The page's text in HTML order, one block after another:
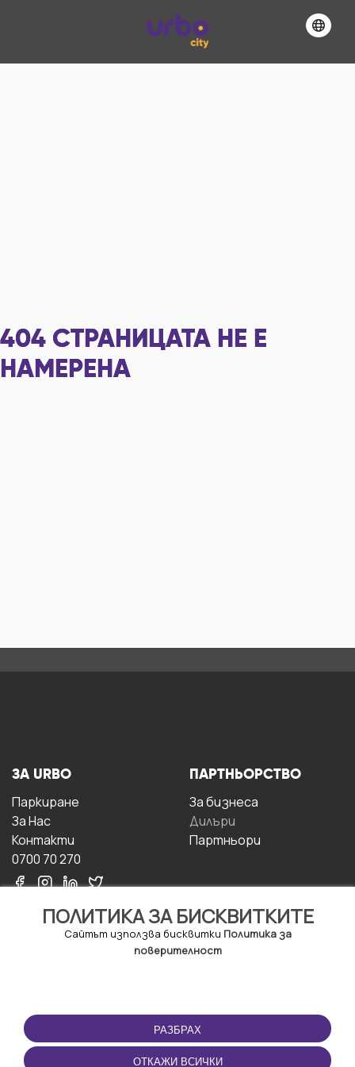
404 СТРАНИЦАТА НЕ Е
НАМЕРЕНА
ПОЛИТИКА ЗА БИСКВИТКИТЕ
Сайтът използва бисквитки Политика за
поверителност
РАЗБРАХ
ОТКАЖИ ВСИЧКИ
ЗА URBO
Паркиране
За Hас
Контакти
0700 70 270
ПАРТНЬОРСТВО
За бизнесa
Дилъри
Партньори
ПОЛЗВАНЕ
Правила и условия за
ползване
ПРИЛОЖЕНИЕТО